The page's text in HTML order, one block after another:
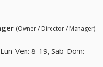
(Owner / Director / Manager)
Lun-Ven: 8-19, Sab-Dom: